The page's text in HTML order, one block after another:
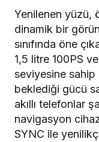
Yenilenen yüzü,
dinamik bir
sınıfında öne
1,5 litre 100PS
seviyesine
beklediği gücü
akıllı telefonlar
navigasyon
SYNC ile